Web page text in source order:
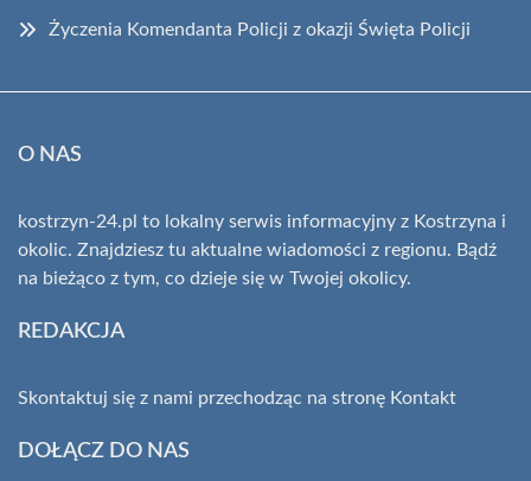
Życzenia Komendanta Policji z okazji Święta Policji
O NAS
kostrzyn-24.pl to lokalny serwis informacyjny z Kostrzyna i
okolic. Znajdziesz tu aktualne wiadomości z regionu. Bądź
na bieżąco z tym, co dzieje się w Twojej okolicy.
REDAKCJA
Skontaktuj się z nami przechodząc na stronę Kontakt
DOŁĄCZ DO NAS